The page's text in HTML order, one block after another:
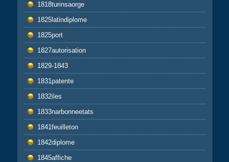
1818turinsaorge
1825latindiplome
1825port
1827autorisation
1829-1843
1831patente
1832iles
1833narbonneetats
1841feuilleton
1842diplome
1845affiche